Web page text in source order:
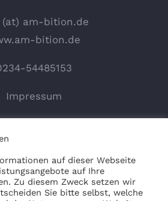
am-bition.de
bition.de
54485153
Impressum
auf dieser Webseite
auf Ihre
Zu diesem Zweck setzen wir
Sie bitte selbst, welche